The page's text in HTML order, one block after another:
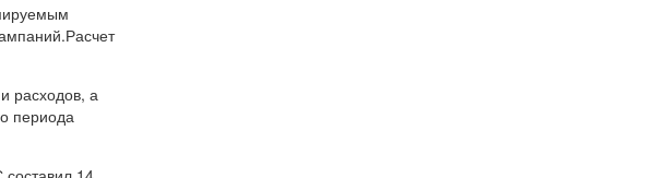
расходов, а
периода